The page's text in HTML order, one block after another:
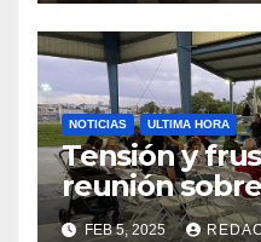
NOTICIAS ULTIMA HORA
Tensión y
reunión
Reparto
FEB 5, 2025